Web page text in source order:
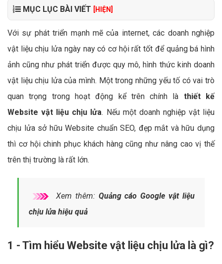
MỤC LỤC BÀI VIẾT [HIỆN]
Với sự phát triển mạnh mẽ của internet, các doanh nghiệp
vật liệu chịu lửa ngày nay có cơ hội rất tốt để quảng bá hình
ảnh cũng như phát triển được quy mô, hình thức kinh doanh
vật liệu chịu lửa của mình. Một trong những yếu tố có vai trò
quan trọng trong hoạt động kể trên chính là thiết kế
Website vật liệu chịu lửa. Nếu một doanh nghiệp vật liệu
chịu lửa sở hữu Website chuẩn SEO, đẹp mắt và hữu dụng
thì cơ hội chinh phục khách hàng cũng như nâng cao vị thế
trên thị trường là rất lớn.
Xem thêm: Quảng cáo Google vật liệu
chịu lửa hiệu quả
1 - Tìm hiểu Website vật liệu chịu lửa là gì?